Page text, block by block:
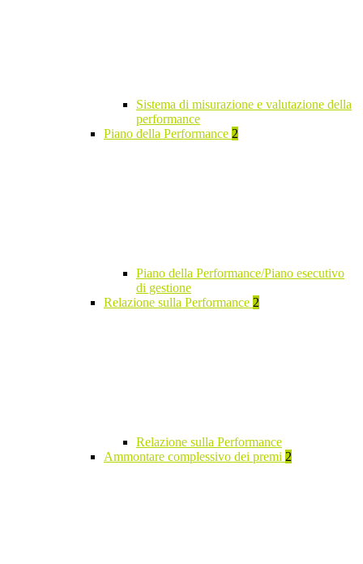
Sistema di misurazione e valutazione della
performance
Piano della Performance 2
Piano della Performance/Piano esecutivo
di gestione
Relazione sulla Performance 2
Relazione sulla Performance
Ammontare complessivo dei premi 2